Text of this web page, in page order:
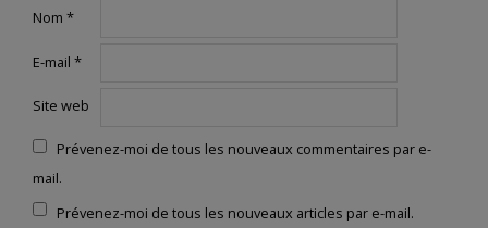
Nom *
E-mail *
Site web
Prévenez-moi de tous les nouveaux commentaires par e-
mail.
Prévenez-moi de tous les nouveaux articles par e-mail.